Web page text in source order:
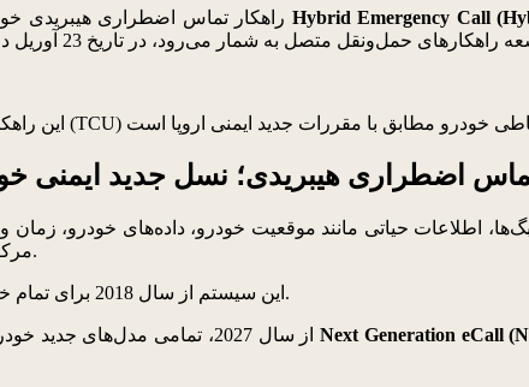
Hybrid Emergency Call
اضطراری هیبریدی؛ نسل جدید ایمنی
مرکز پاسخگویی ایمنی عمومی ارسال می‌کند.
این سیستم از سال 2018 برای تمام خودروهای جدید در اروپا اجباری شده است.
از سال 2027، تمامی مدل‌های جدید خودرو که در اروپا به فروش می‌رسند، باید ازNext Generation eCall